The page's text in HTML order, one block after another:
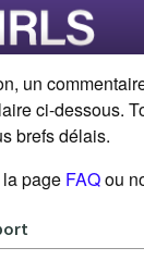
un
ci-dessous.
brefs délais.
page FAQou